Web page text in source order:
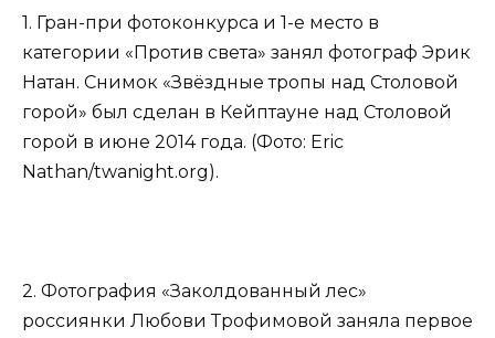
1. Гран-при фотоконкурса и 1-е место в
категории «Против света» занял фотограф Эрик
Натан. Снимок «Звёздные тропы над Столовой
горой» был сделан в Кейптауне над Столовой
горой в июне 2014 года. (Фото: Eric
Nathan/twanight.org).
2. Фотография «Заколдованный лес»
россиянки Любови Трофимовой заняла первое